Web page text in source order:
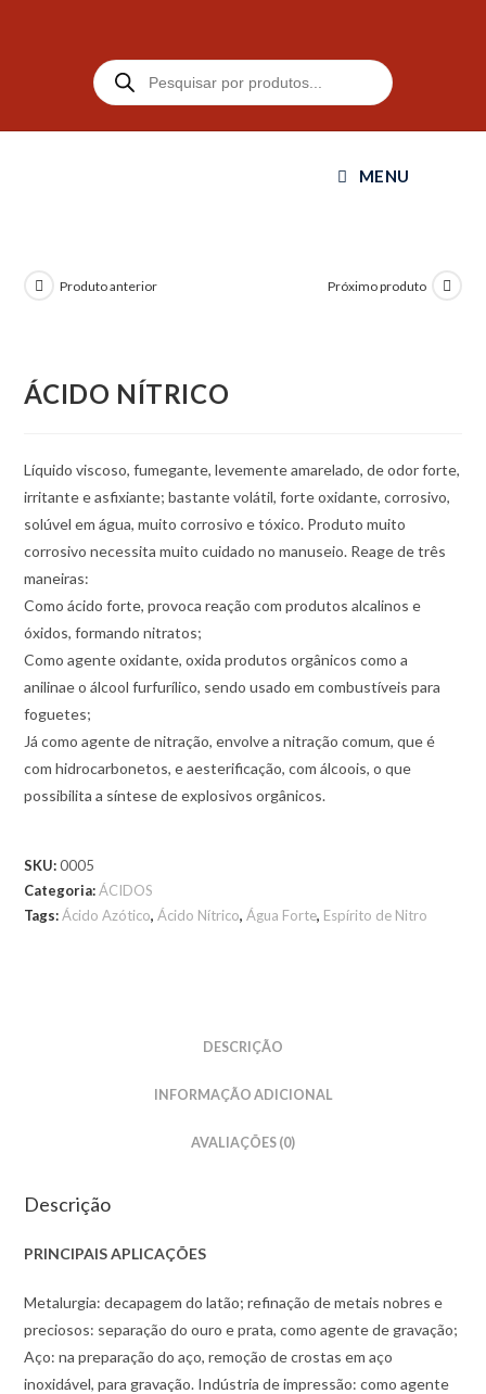
MENU
Produto anterior Próximo produto
ÁCIDO NÍTRICO
Líquido viscoso, fumegante, levemente amarelado, de odor forte,
irritante e asfixiante; bastante volátil, forte oxidante, corrosivo,
solúvel em água, muito corrosivo e tóxico. Produto muito
corrosivo necessita muito cuidado no manuseio. Reage de três
maneiras:
Como ácido forte, provoca reação com produtos alcalinos e
óxidos, formando nitratos;
Como agente oxidante, oxida produtos orgânicos como a
anilinae o álcool furfurílico, sendo usado em combustíveis para
foguetes;
Já como agente de nitração, envolve a nitração comum, que é
com hidrocarbonetos, e aesterificação, com álcoois, o que
possibilita a síntese de explosivos orgânicos.
SKU:0005
Categoria:ÁCIDOS
Tags:Ácido Azótico,Ácido Nítrico,Água Forte, Espírito de Nitro
DESCRIÇÃO
INFORMAÇÃO ADICIONAL
AVALIAÇÕES (0)
Descrição
PRINCIPAIS APLICAÇÕES
Metalurgia: decapagem do latão; refinação de metais nobres e
preciosos: separação do ouro e prata, como agente de gravação;
Aço: na preparação do aço, remoção de crostas em aço
inoxidável, para gravação. Indústria de impressão: como agente